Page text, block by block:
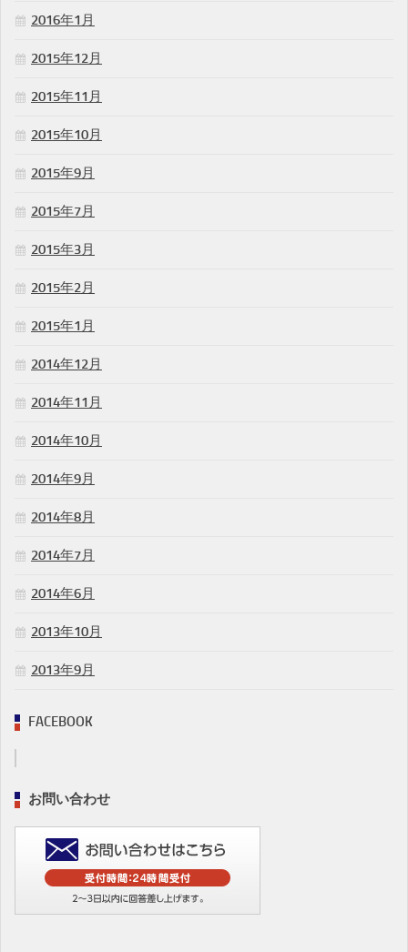
2016年1月
2015年12月
2015年11月
2015年10月
2015年9月
2015年7月
2015年3月
2015年2月
2015年1月
2014年12月
2014年11月
2014年10月
2014年9月
2014年8月
2014年7月
2014年6月
2013年10月
2013年9月
FACEBOOK
お問い合わせ